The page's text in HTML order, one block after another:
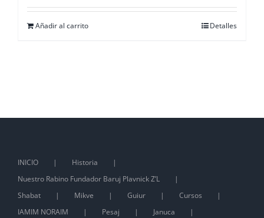
Añadir al carrito Detalles
INICIO
Historia
Nuestro Rabino Fundador Baruj Plavnick Z’L
Shabat
Mikve Guiur
Cursos
IAMIM NORAIM
Pesaj
Januca